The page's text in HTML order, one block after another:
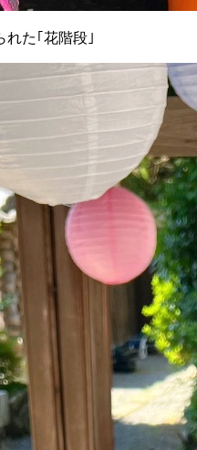
れた｢花階段｣